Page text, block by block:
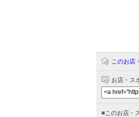
このお店
お店・ス
■ このお店・